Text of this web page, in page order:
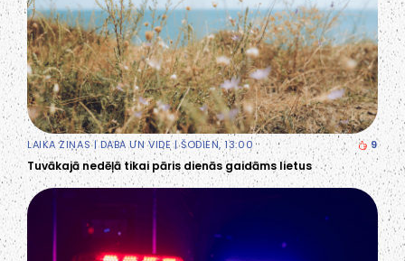
LAIKA ZIŅAS|DABA UN VIDE| ŠODIEN, 13:00 9
Tuvākajā nedēļā tikai pāris dienās gaidāms lietus